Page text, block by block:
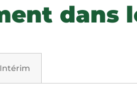
dans
Intérim